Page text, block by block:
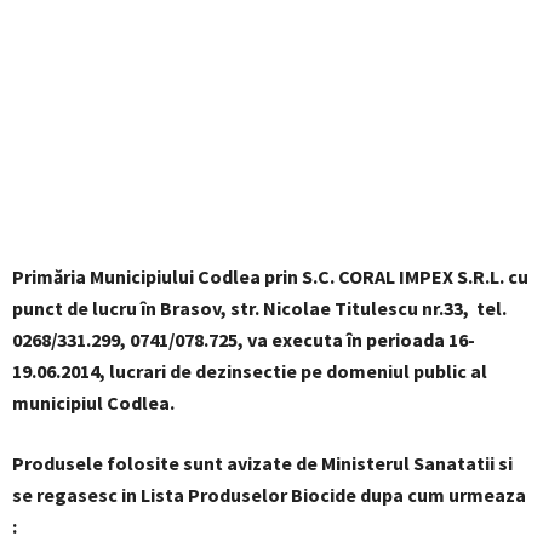
Primăria Municipiului Codlea prin S.C. CORAL IMPEX S.R.L. cu
punct de lucru în Brasov, str. Nicolae Titulescu nr.33, tel.
0268/331.299, 0741/078.725, va executa în perioada 16-
19.06.2014, lucrari de dezinsectie pe domeniul public al
municipiul Codlea.
Produsele folosite sunt avizate de Ministerul Sanatatii si
se regasesc in Lista Produselor Biocide dupa cum urmeaza
: